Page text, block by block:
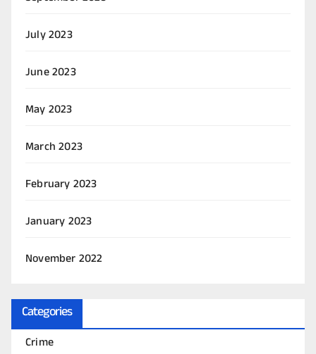
July 2023
June 2023
May 2023
March 2023
February 2023
January 2023
November 2022
Categories
Crime